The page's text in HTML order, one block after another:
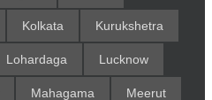
Kolkata Kurukshetra
Lohardaga Lucknow
Mahagama Meerut